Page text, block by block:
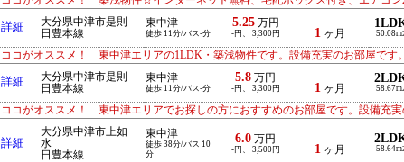
詳細
大分県中津市是則
日豊本線
東中津
徒歩 11分/バス-分
5.25万円
-円、 3,300円 1 ヶ月 50.08m
ココがオススメ！ 東中津エリアの1LDK・築浅物件です。設備充実のお部屋です
詳細
大分県中津市是則
日豊本線
東中津
徒歩 11分/バス-分
5.8 万円
-円、 3,300円 1 ヶ月 58.67m
ココがオススメ！ 東中津エリアでお探しの方におすすめのお部屋です。設備充実
詳細
大分県中津市上如
水
日豊本線
東中津
徒歩 38分/バス 10
分
6.0 万円
-円、 3,500円 1 ヶ月 58.64m